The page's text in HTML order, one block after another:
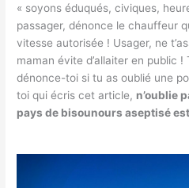
« soyons éduqués, civiques,
passager, dénonce le chauffeur
vitesse autorisée ! Usager, ne
maman évite d’allaiter en public !
dénonce-toi si tu as oublié une
toi qui écris cet article, n’oublie
pays de bisounours aseptisé